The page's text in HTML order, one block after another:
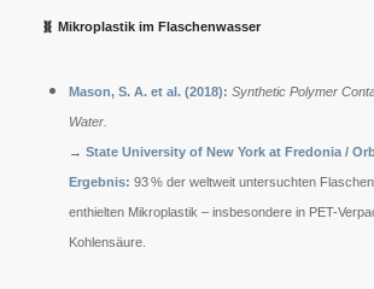
🧬 Mikroplastik im Flaschenwasser
Mason, S. A. et al. (2018): Synthetic Polymer
Water.
→ State University of New York at Fredonia /
Ergebnis: 93 % der weltweit untersuchten
enthielten Mikroplastik – insbesondere in PET-
Kohlensäure.